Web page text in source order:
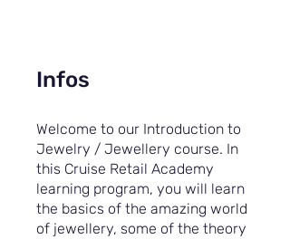
Infos
Welcome to our Introduction to
Jewelry / Jewellery course. In
this Cruise Retail Academy
learning program, you will learn
the basics of the amazing world
of jewellery, some of the theory